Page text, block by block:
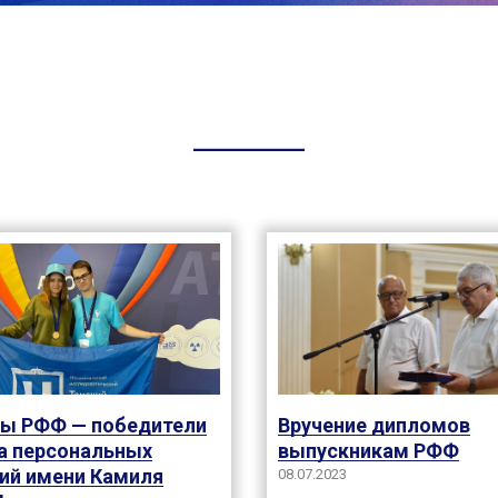
РФФ — победители
персональных
имени Камиля
Вручение дипломов
выпускникам РФФ
08.07.2023